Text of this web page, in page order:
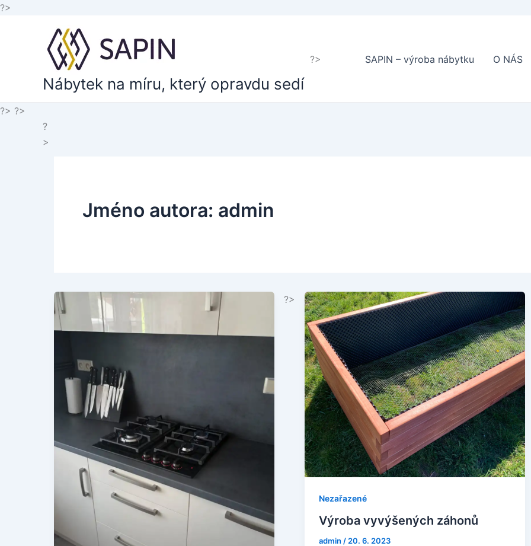
?>
Nábytek na míru, který opravdu sedí
?> SAPIN – výroba nábytku O NÁS
?> ?>
?
>
Jméno autora: admin
?>
Nezařazené
Výroba vyvýšených záhonů
admin / 20. 6. 2023